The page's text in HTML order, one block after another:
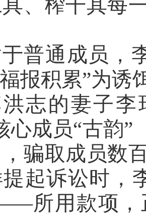
、榨干其每
普通成员，
福报积累”为
志的妻子李
心成员“古韵
骗取成员数
起诉讼时，
所用款项，